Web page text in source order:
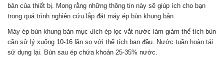
bản của thiết bị. Mong rằng những thông tin này sẽ giúp ích cho bạn
trong quá trình nghiên cứu lắp đặt máy ép bùn khung bản.
Máy ép bùn khung bản mục đích ép lọc vắt nước làm giảm thể tích bùn
cần sử lý xuống 10-16 lần so với thể tích ban đầu. Nước tuần hoàn tái
sử dụng lại. Bùn sau ép chứa khoản 25-35% nước.